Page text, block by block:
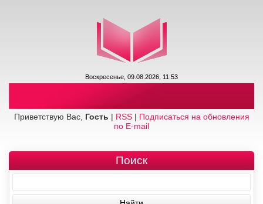
Воскресенье, 09.08.2026, 11:53
Приветствую Вас, Гость | RSS| Подписаться на обновления
по E-mail
Поиск